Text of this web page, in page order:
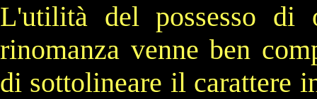
L'utilità del possesso di
rinomanza venne ben
di sottolineare il carattere